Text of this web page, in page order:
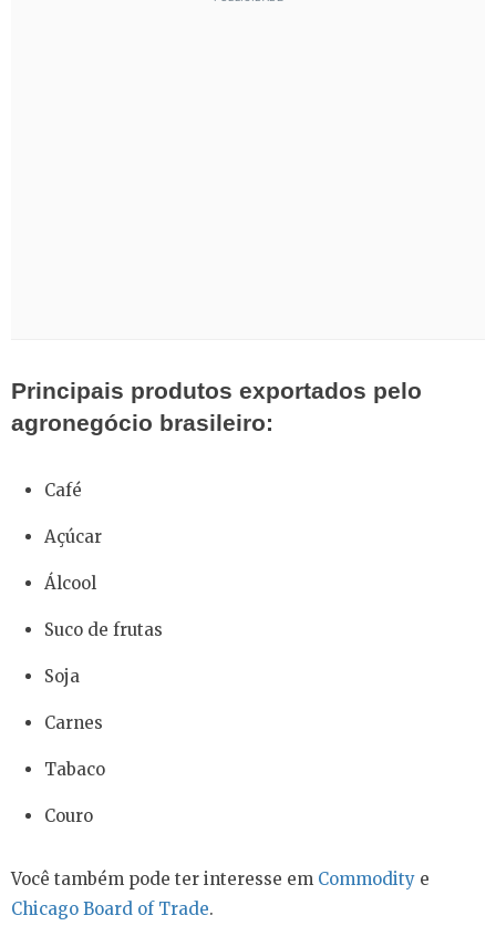
Principais produtos exportados pelo
agronegócio brasileiro:
Café
Açúcar
Álcool
Suco de frutas
Soja
Carnes
Tabaco
Couro
Você também pode ter interesse em Commodity e
Chicago Board of Trade.